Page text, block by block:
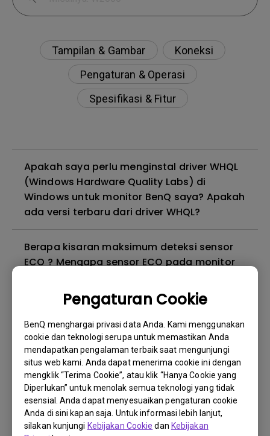
Pengaturan Cookie
BenQ menghargai privasi data Anda. Kami menggunakan
cookie dan teknologi serupa untuk memastikan Anda
mendapatkan pengalaman terbaik saat mengunjungi
situs web kami. Anda dapat menerima cookie ini dengan
mengklik “Terima Cookie”, atau klik “Hanya Cookie yang
Diperlukan” untuk menolak semua teknologi yang tidak
esensial. Anda dapat menyesuaikan pengaturan cookie
Anda di sini kapan saja. Untuk informasi lebih lanjut,
silakan kunjungi Kebijakan Cookie dan Kebijakan
Tampilan & Gambar
Koneksi
Pengaturan & Operasi
Spesifikasi & Fitur
Apakah saya perlu menginstal driver WHQL
(Windows Hardware Quality Labs) di
Windows untuk monitor BenQ saya? Apakah
ada versi terbaru dari driver WHQL?
Berapa kisaran maksimum deteksi sensor
ECO ? Mengapa sensor ECO pada monitor
mestinya?
Mengapa monitor saya berkedip-kedip?
Mengapa monitor BenQ saya tidak dapat
ditampilkan dengan benar melalui kabel
USB-C(Type C)?
Apa itu kebocoran lampu latar atau